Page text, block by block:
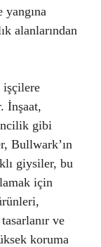
alanlarından
işçilere
İnşaat,
gibi
Bullwark’ın
giysiler, bu
için
ve
koruma